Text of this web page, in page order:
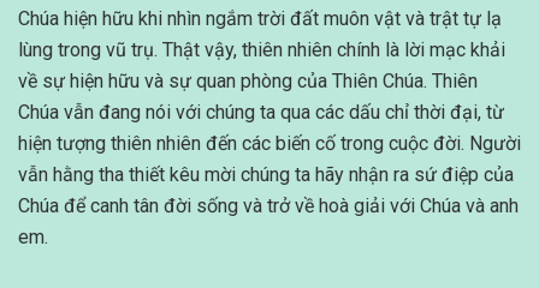
Chúa hiện hữu khi nhìn ngắm trời đất muôn vật và trật tự lạ
lùng trong vũ trụ. Thật vậy, thiên nhiên chính là lời mạc khải
về sự hiện hữu và sự quan phòng của Thiên Chúa. Thiên
Chúa vẫn đang nói với chúng ta qua các dấu chỉ thời đại, từ
hiện tượng thiên nhiên đến các biến cố trong cuộc đời. Người
vẫn hằng tha thiết kêu mời chúng ta hãy nhận ra sứ điệp của
Chúa để canh tân đời sống và trở về hoà giải với Chúa và anh
em.